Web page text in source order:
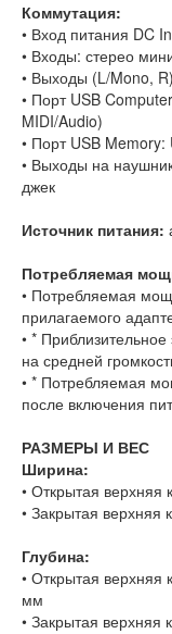
Коммутация:
• Вход питания DC In
• Входы: стерео
• Выходы (L/Mono,
• Порт USB
MIDI/Audio)
• Порт USB Memory:
• Выходы на
джек
Источник питания:
Потребляемая
• Потребляемая
прилагаемого
• *
на средней
• * Потребляемая
после включения
РАЗМЕРЫ И ВЕС
Ширина:
• Открытая верхняя
• Закрытая верхняя
Глубина:
• Открытая верхняя
мм
• Закрытая верхняя